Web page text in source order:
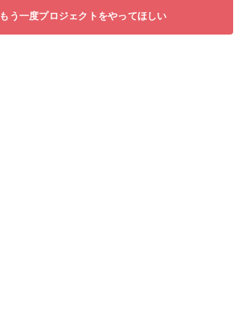
もう一度プロジェクトをやってほしい